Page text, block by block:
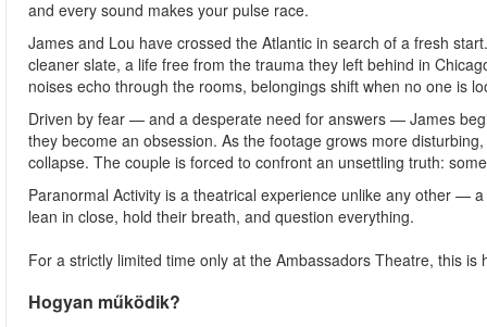
and every sound makes your pulse race.
James and Lou have crossed the Atlantic in search of a fresh
cleaner slate, a life free from the trauma they left behind in
noises echo through the rooms, belongings shift when no one is
Driven by fear — and a desperate need for answers — James
they become an obsession. As the footage grows more
collapse. The couple is forced to confront an unsettling truth:
Paranormal Activity is a theatrical experience unlike any other —
lean in close, hold their breath, and question everything.
For a strictly limited time only at the Ambassadors Theatre, this
Hogyan működik?